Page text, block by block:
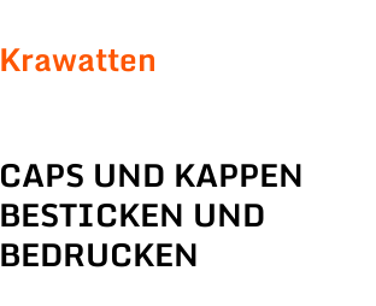
Krawatten
CAPS UND KAPPEN
BESTICKEN UND
BEDRUCKEN